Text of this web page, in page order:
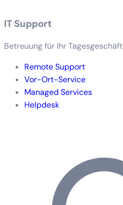
IT Support
Betreuung für Ihr Tagesgeschäft
Remote Support
Vor-Ort-Service
Managed Services
Helpdesk